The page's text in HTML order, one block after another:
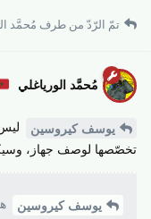
تمّ الرّدّ من طرف مُحمَّد
مُحمَّد الورياغلي
يوسف كيروسين
تخصّصها لوصف جهاز،
يوسف كيروسين